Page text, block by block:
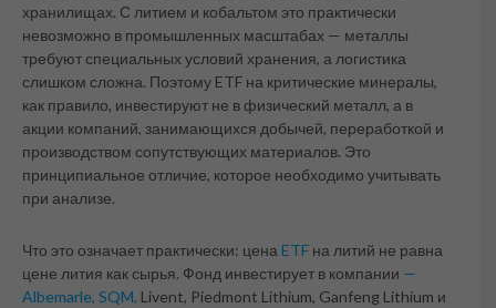
хранилищах. С литием и кобальтом это практически
невозможно в промышленных масштабах — металлы
требуют специальных условий хранения, а логистика
слишком сложна. Поэтому ETF на критические минералы,
как правило, инвестируют не в физический металл, а в
акции компаний, занимающихся добычей, переработкой и
производством сопутствующих материалов. Это
принципиальное отличие, которое необходимо учитывать
при анализе.
Что это означает практически: цена ETF на литий не равна
цене лития как сырья. Фонд инвестирует в компании —
Albemarle, SQM, Livent, Piedmont Lithium, Ganfeng Lithium и